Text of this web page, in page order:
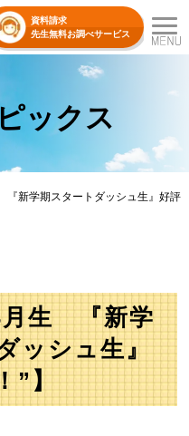
資料請求
先生無料お調べサービス
ックス
『新学期スタートダッシュ生』好評
月生 『新学
ッシュ生』
”】